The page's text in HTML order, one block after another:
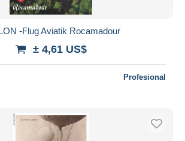
-Flug Aviatik Rocamadour
± 4,61 US$
Profesional